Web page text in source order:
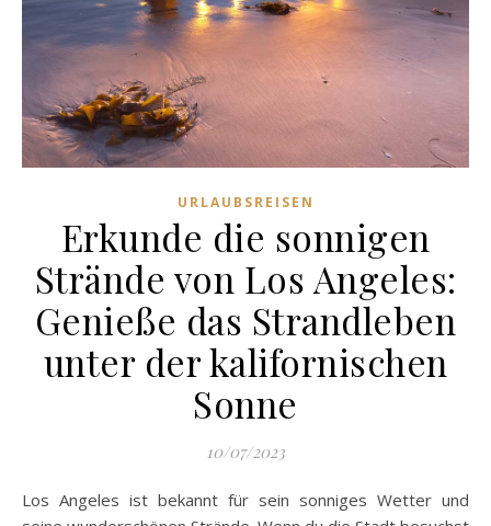
URLAUBSREISEN
Erkunde die sonnigen
Strände von Los Angeles:
Genieße das Strandleben
unter der kalifornischen
Sonne
10/07/2023
Los Angeles ist bekannt für sein sonniges Wetter und